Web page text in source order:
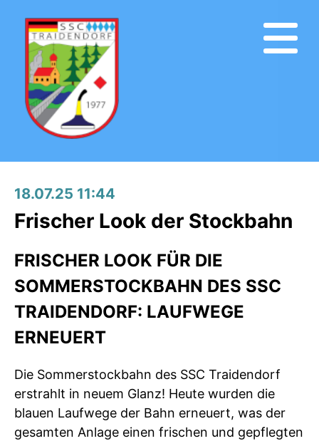
18.07.25 11:44
Frischer Look der Stockbahn
FRISCHER LOOK FÜR DIE
SOMMERSTOCKBAHN DES SSC
TRAIDENDORF: LAUFWEGE
ERNEUERT
Die Sommerstockbahn des SSC Traidendorf
erstrahlt in neuem Glanz! Heute wurden die
blauen Laufwege der Bahn erneuert, was der
gesamten Anlage einen frischen und gepflegten